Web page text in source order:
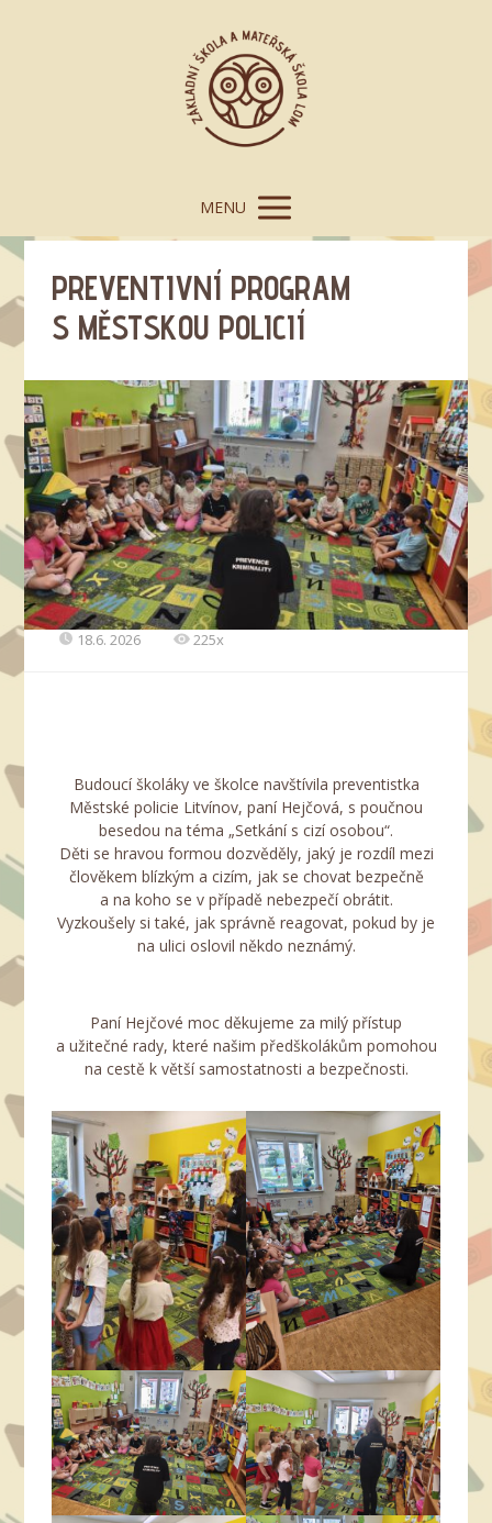
MENU
PREVENTIVNÍ PROGRAM
S MĚSTSKOU POLICIÍ
18.6. 2026 225x
Budoucí školáky ve školce navštívila preventistka
Městské policie Litvínov, paní Hejčová, s poučnou
besedou na téma „Setkání s cizí osobou“.
​Děti se hravou formou dozvěděly, jaký je rozdíl mezi
člověkem blízkým a cizím, jak se chovat bezpečně
a na koho se v případě nebezpečí obrátit.
Vyzkoušely si také, jak správně reagovat, pokud by je
na ulici oslovil někdo neznámý.
​Paní Hejčové moc děkujeme za milý přístup
a užitečné rady, které našim předškolákům pomohou
na cestě k větší samostatnosti a bezpečnosti.